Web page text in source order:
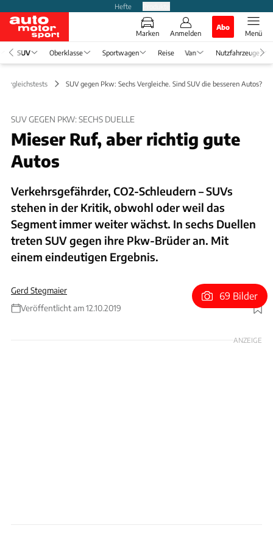
Hefte
Marken Anmelden
Abo
Menü
SUV Oberklasse Sportwagen Reise Van Nutzfahrzeuge
Vergleichstests SUV gegen Pkw: Sechs Vergleiche. Sind SUV die besseren Autos?
SUV GEGEN PKW: SECHS DUELLE
Mieser Ruf, aber richtig gute
Autos
Verkehrsgefährder, CO2-Schleudern – SUVs
stehen in der Kritik, obwohl oder weil das
Segment immer weiter wächst. In sechs Duellen
treten SUV gegen ihre Pkw-Brüder an. Mit
einem eindeutigen Ergebnis.
Gerd Stegmaier
Veröffentlicht am 12.10.2019
Foto: Hersteller / ams
69 Bilder
ANZEIGE